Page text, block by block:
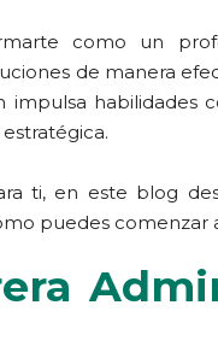
como un
de manera
habilidades
ti, en este blog
puedes